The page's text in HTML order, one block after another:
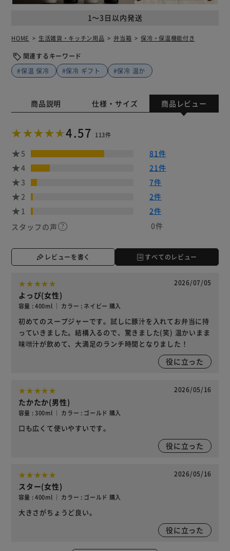
1～3日以内発送
HOME 生活雑貨・キッチン用品 弁当箱 保冷・保温機能付き
関連するキーワード
#保温 保冷
#保冷 ギフト #保冷 温か
商品説明 仕様・サイズ 商品レビュー
4.57 113件
5
81件
4
21件
3
7件
2
2件
1
2件
スタッフの声
0件
レビューを書く すべてのレビュー
2026/07/05
よっぴ(女性)
容量 : 400ml ｜ カラー : ネイビー 購入
初めてのスープジャーです。試しに豚汁を入れてお弁当に持
っていきました。結構入るので、驚きました(笑) 温かいまま
味噌汁が飲めて、大満足のランチ時間となりました！
役に立った
2026/05/16
たかたか(男性)
容量 : 300ml ｜ カラー : ゴールド 購入
口も広くて使いやすいです。
役に立った
2026/05/16
スター(女性)
容量 : 400ml ｜ カラー : ゴールド 購入
大きさがちょうど良い。
役に立った